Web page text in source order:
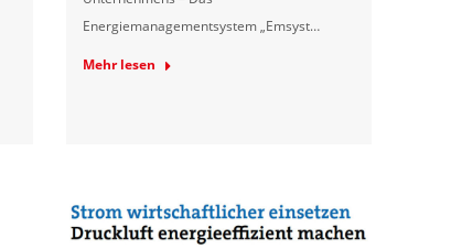
Energiemanagementsystem „Emsyst…
Mehr lesen